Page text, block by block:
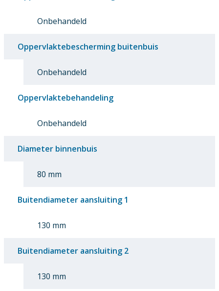
Onbehandeld
Oppervlaktebescherming buitenbuis
Onbehandeld
Oppervlaktebehandeling
Onbehandeld
Diameter binnenbuis
80 mm
Buitendiameter aansluiting 1
130 mm
Buitendiameter aansluiting 2
130 mm